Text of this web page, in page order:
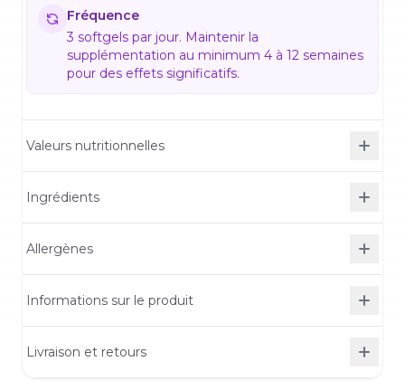
Fréquence
3 softgels par jour. Maintenir la
supplémentation au minimum 4 à 12 semaines
pour des effets significatifs.
Valeurs nutritionnelles
Ingrédients
Allergènes
Informations sur le produit
Livraison et retours